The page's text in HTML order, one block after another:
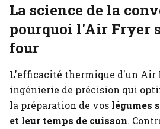
La science de la
pourquoi l'Air Fryer
four
L'efficacité thermique d'un Air
ingénierie de précision qui
la préparation de vos légumes
et leur temps de cuisson.